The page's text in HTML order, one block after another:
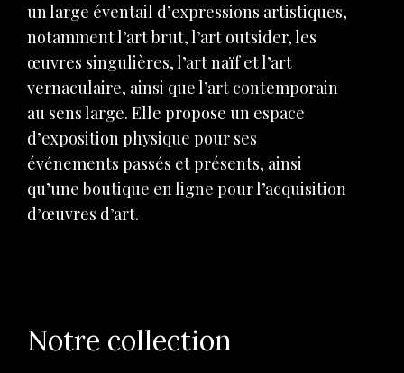
un large éventail d’expressions artistiques,
notamment l’art brut, l’art outsider, les
œuvres singulières, l’art naïf et l’art
vernaculaire, ainsi que l’art contemporain
au sens large. Elle propose un espace
d’exposition physique pour ses
événements passés et présents, ainsi
qu’une boutique en ligne pour l’acquisition
d’œuvres d’art.
Notre collection